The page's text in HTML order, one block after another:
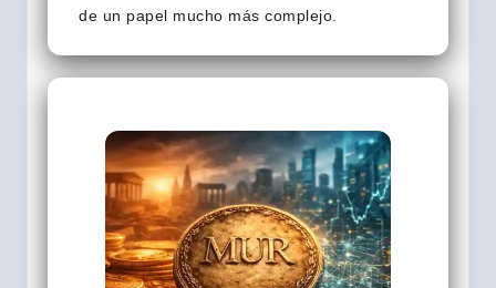
de un papel mucho más complejo.